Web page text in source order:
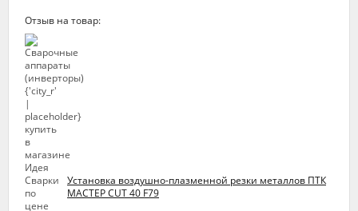
Отзыв на товар:
Установка воздушно-плазменной резки металлов ПТК
МАСТЕР CUT 40 F79